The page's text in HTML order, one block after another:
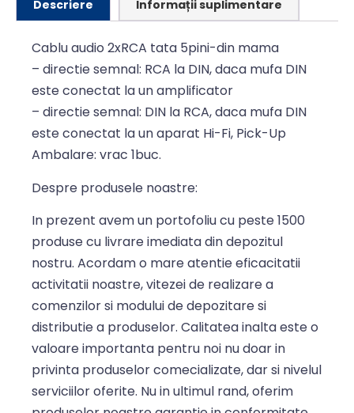
Descriere Informații suplimentare
Cablu audio 2xRCA tata 5pini-din mama
– directie semnal: RCA la DIN, daca mufa DIN
este conectat la un amplificator
– directie semnal: DIN la RCA, daca mufa DIN
este conectat la un aparat Hi-Fi, Pick-Up
Ambalare: vrac 1buc.
Despre produsele noastre:
In prezent avem un portofoliu cu peste 1500
produse cu livrare imediata din depozitul
nostru. Acordam o mare atentie eficacitatii
activitatii noastre, vitezei de realizare a
comenzilor si modului de depozitare si
distributie a produselor. Calitatea inalta este o
valoare importanta pentru noi nu doar in
privinta produselor comecializate, dar si nivelul
serviciilor oferite. Nu in ultimul rand, oferim